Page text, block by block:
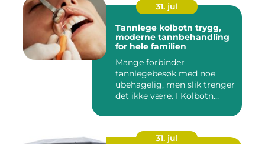
31. jul
Tannlege kolbotn trygg,
moderne tannbehandling
for hele familien
Mange forbinder
tannlegebesøk med noe
ubehagelig, men slik trenger
det ikke være. I Kolbotn
31. jul